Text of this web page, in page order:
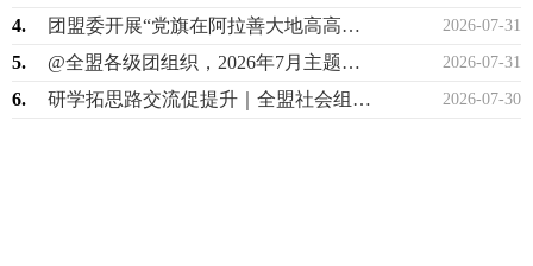
2026-07-31
4. 团盟委开展“党旗在阿拉善大地高高飘扬”联合主题党团日活动
2026-07-31
5. @全盟各级团组织，2026年7月主题团日活动指引来啦！
2026-07-30
6. 研学拓思路交流促提升｜全盟社会组织开展观摩研学活动